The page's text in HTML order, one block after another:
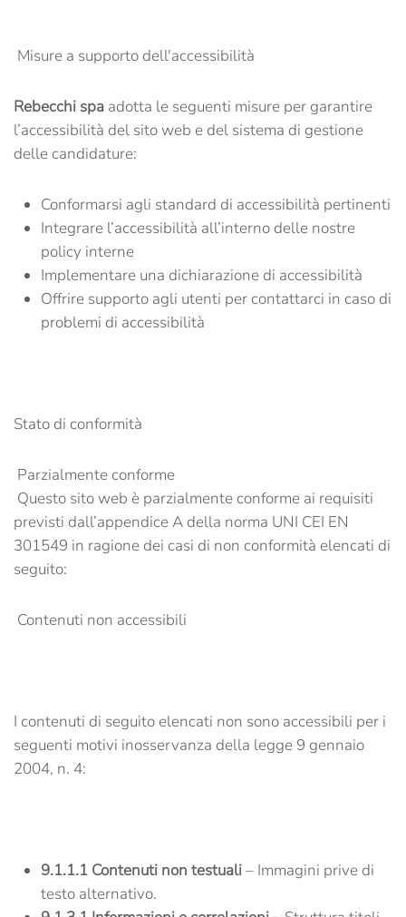
Misure a supporto dell'accessibilità
Rebecchi spa adotta le seguenti misure per garantire
l’accessibilità del sito web e del sistema di gestione
delle candidature:
Conformarsi agli standard di accessibilità pertinenti
Integrare l’accessibilità all’interno delle nostre
policy interne
Implementare una dichiarazione di accessibilità
Offrire supporto agli utenti per contattarci in caso di
problemi di accessibilità
Stato di conformità
Parzialmente conforme
Questo sito web è parzialmente conforme ai requisiti
previsti dall’appendice A della norma UNI CEI EN
301549 in ragione dei casi di non conformità elencati di
seguito:
Contenuti non accessibili
I contenuti di seguito elencati non sono accessibili per i
seguenti motivi inosservanza della legge 9 gennaio
2004, n. 4:
9.1.1.1 Contenuti non testuali– Immagini prive di
testo alternativo.